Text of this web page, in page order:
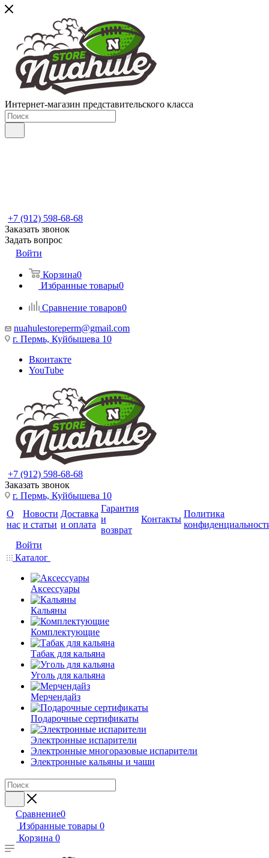
Интернет-магазин представительского класса
+7 (912) 598-68-68
Заказать звонок
Задать вопрос
Войти
Корзина0
Избранные товары0
Сравнение товаров0
nuahulestoreperm@gmail.com
г. Пермь, Куйбышева 10
Вконтакте
YouTube
+7 (912) 598-68-68
Заказать звонок
г. Пермь, Куйбышева 10
О
нас
Новости
и статьи
Доставка
и оплата
Гарантия
и
возврат
Контакты
Политика
Войти
Каталог
Аксессуары
Кальяны
Комплектующие
Табак для кальяна
Уголь для кальяна
Мерчендайз
Подарочные сертификаты
Электронные испарители
Электронные многоразовые испарители
Электронные кальяны и чаши
Сравнение0
Избранные товары 0
Корзина 0